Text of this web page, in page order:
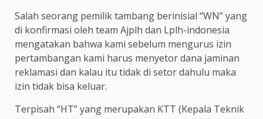
Salah seorang pemilik tambang berinisial “WN” yang
di konfirmasi oleh team Ajplh dan Lplh-indonesia
mengatakan bahwa kami sebelum mengurus izin
pertambangan kami harus menyetor dana jaminan
reklamasi dan kalau itu tidak di setor dahulu maka
izin tidak bisa keluar.
Terpisah “HT” yang merupakan KTT (Kepala Teknik